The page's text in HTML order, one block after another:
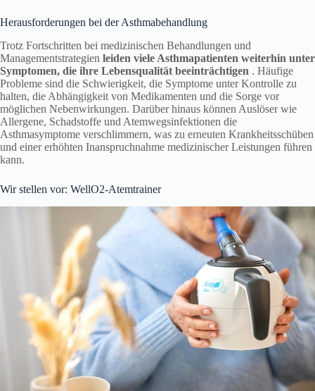
Herausforderungen bei der Asthmabehandlung
Trotz Fortschritten bei medizinischen Behandlungen und
Managementstrategien leiden viele Asthmapatienten weiterhin unter
Symptomen, die ihre Lebensqualität beeinträchtigen . Häufige
Probleme sind die Schwierigkeit, die Symptome unter Kontrolle zu
halten, die Abhängigkeit von Medikamenten und die Sorge vor
möglichen Nebenwirkungen. Darüber hinaus können Auslöser wie
Allergene, Schadstoffe und Atemwegsinfektionen die
Asthmasymptome verschlimmern, was zu erneuten Krankheitsschüben
und einer erhöhten Inanspruchnahme medizinischer Leistungen führen
kann.
Wir stellen vor: WellO2-Atemtrainer